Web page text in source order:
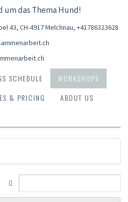
das Thema Hund!
43, CH-4917 Melchnau, +41786323628
SCHEDULE
WORKSHOPS
& PRICING
ABOUT US